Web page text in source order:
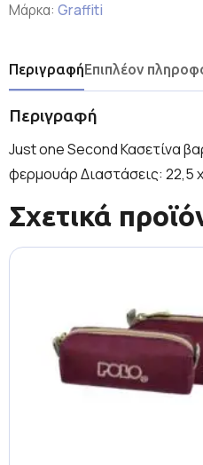
Μάρκα: Graffiti
ΠεριγραφήΕπιπλέον
Περιγραφή
Just one Second Κασετίνα
φερμουάρ Διαστάσεις: 22,5
Σχετικά